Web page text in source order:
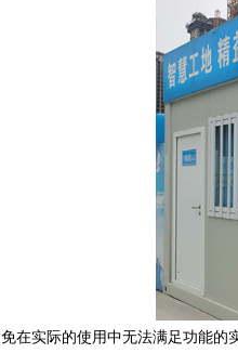
在实际的使用中无法满足功能的